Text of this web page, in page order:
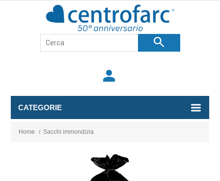
search
person
CATEGORIE
Home / Sacchi immondizia